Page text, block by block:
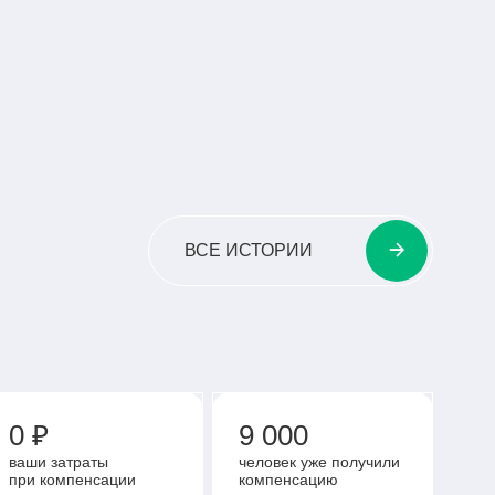
ВСЕ ИСТОРИИ
0 ₽
ваши затраты
при компенсации
9 000
человек уже получили
компенсацию